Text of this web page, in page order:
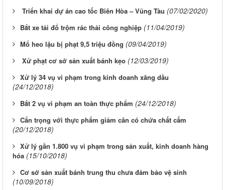
Triển khai dự án cao tốc Biên Hòa – Vũng Tàu (07/02/2020)
​Bắt xe tải đổ trộm rác thải công nghiệp (11/04/2019)
​Mổ heo lậu bị phạt 9,5 triệu đồng (09/04/2019)
Xử phạt cơ sở sản xuất bánh kẹo (12/03/2019)
​Xử lý 34 vụ vi phạm trong kinh doanh xăng dầu
(24/12/2018)
​Bắt 2 vụ vi phạm an toàn thực phẩm (24/12/2018)
​Cẩn trọng với thực phẩm giảm cân có chứa chất cấm
(20/12/2018)
​Xử lý gần 1.800 vụ vi phạm trong sản xuất, kinh doanh hàng
hóa (15/10/2018)
​Cơ sở sản xuất bánh trung thu chưa đảm bảo vệ sinh
(10/09/2018)